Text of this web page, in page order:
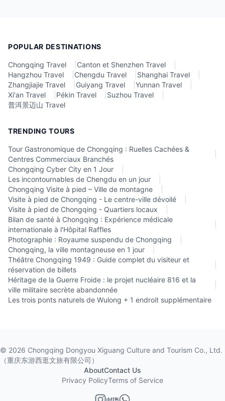
POPULAR DESTINATIONS
Chongqing Travel Canton et Shenzhen Travel
Hangzhou Travel
Chengdu Travel Shanghai Travel
Zhangjiajie Travel
Guiyang Travel Yunnan Travel
Xi'an Travel
Pékin Travel Suzhou Travel
普洱景迈山 Travel
TRENDING TOURS
Tour Gastronomique de Chongqing : Ruelles Cachées &
Centres Commerciaux Branchés
Chongqing Cyber City en 1 Jour
Les incontournables de Chengdu en un jour
Chongqing Visite à pied – Ville de montagne
Visite à pied de Chongqing - Le centre-ville dévoilé
Visite à pied de Chongqing - Quartiers locaux
Bilan de santé à Chongqing : Expérience médicale
internationale à l'Hôpital Raffles
Photographie : Royaume suspendu de Chongqing
Chongqing, la ville montagneuse en 1 jour
Théâtre Chongqing 1949 : Guide complet du visiteur et
réservation de billets
Héritage de la Guerre Froide : le projet nucléaire 816 et la
ville militaire secrète abandonnée
Les trois ponts naturels de Wulong + 1 endroit supplémentaire
© 2026 Chongqing Dongyou Xiguang Culture and Tourism Co., Ltd.
（重庆东游西逛文旅有限公司）
AboutContact Us
Privacy PolicyTerms of Service